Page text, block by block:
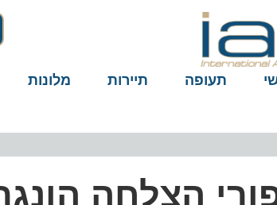
תעופה תיירות מלונות